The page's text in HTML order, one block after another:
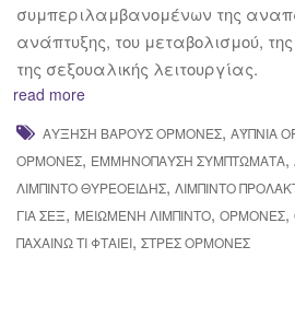
συμπεριλαμβανομένων της
ανάπτυξης, του μεταβολισμού,
της σεξουαλικής λειτουργίας.
read more
ΑΎΞΗΣΗ ΒΆΡΟΥΣ ΟΡΜΌΝΕΣ, ΑΫΠΝΊΑ
ΟΡΜΌΝΕΣ, ΕΜΜΗΝΌΠΑΥΣΗ ΣΥΜΠΤΏΜΑΤΑ,
ΛΊΜΠΙΝΤΟ ΘΥΡΕΟΕΙΔΉΣ, ΛΊΜΠΙΝΤΟ
ΓΙΑ ΣΕΞ, ΜΕΙΩΜΈΝΗ ΛΊΜΠΙΝΤΟ, ΟΡΜΌΝΕΣ,
ΠΑΧΑΊΝΩ ΤΙ ΦΤΑΊΕΙ, ΣΤΡΕΣ ΟΡΜΌΝΕΣ